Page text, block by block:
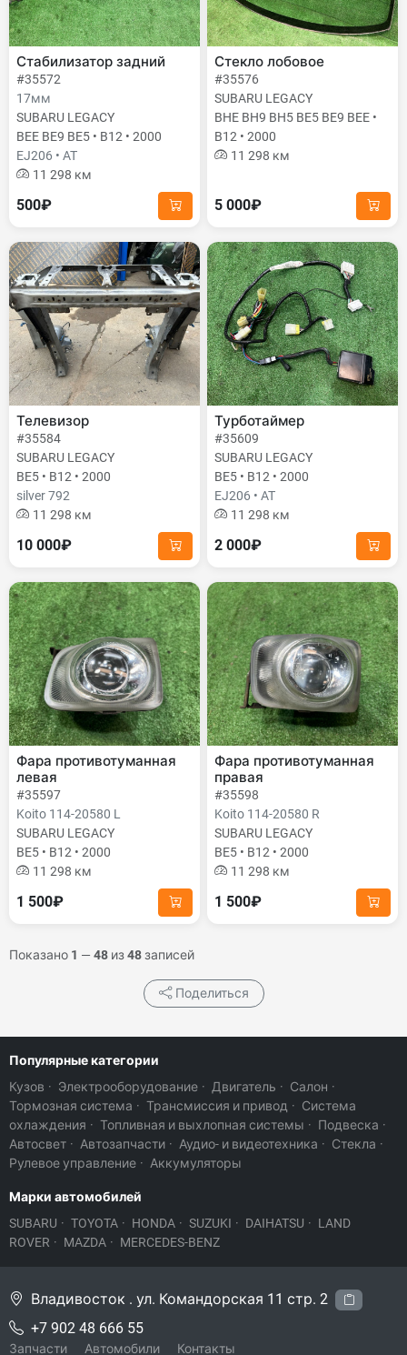
Стабилизатор задний
#35572
17мм
SUBARU LEGACY
BEE BE9 BE5 • B12 • 2000
EJ206 • AT
11 298 км
500₽
Стекло лобовое
#35576
SUBARU LEGACY
BHE BH9 BH5 BE5 BE9 BEE •
B12 • 2000
11 298 км
5 000₽
Телевизор
#35584
SUBARU LEGACY
BE5 • B12 • 2000
silver 792
11 298 км
10 000₽
Турботаймер
#35609
SUBARU LEGACY
BE5 • B12 • 2000
EJ206 • AT
11 298 км
2 000₽
Фара противотуманная
левая
#35597
Koito 114-20580 L
SUBARU LEGACY
BE5 • B12 • 2000
11 298 км
1 500₽
Фара противотуманная
правая
#35598
Koito 114-20580 R
SUBARU LEGACY
BE5 • B12 • 2000
11 298 км
1 500₽
Показано 1 — 48 из48записей
Поделиться
Популярные категории
Кузов · Электрооборудование · Двигатель · Салон ·
Тормозная система · Трансмиссия и привод · Система
охлаждения · Топливная и выхлопная системы · Подвеска ·
Автосвет · Автозапчасти · Аудио- и видеотехника · Стекла ·
Рулевое управление · Аккумуляторы
Марки автомобилей
SUBARU · TOYOTA · HONDA · SUZUKI · DAIHATSU · LAND
ROVER · MAZDA · MERCEDES-BENZ
Владивосток . ул. Командорская 11 стр. 2
+7 902 48 666 55
Запчасти Автомобили Контакты